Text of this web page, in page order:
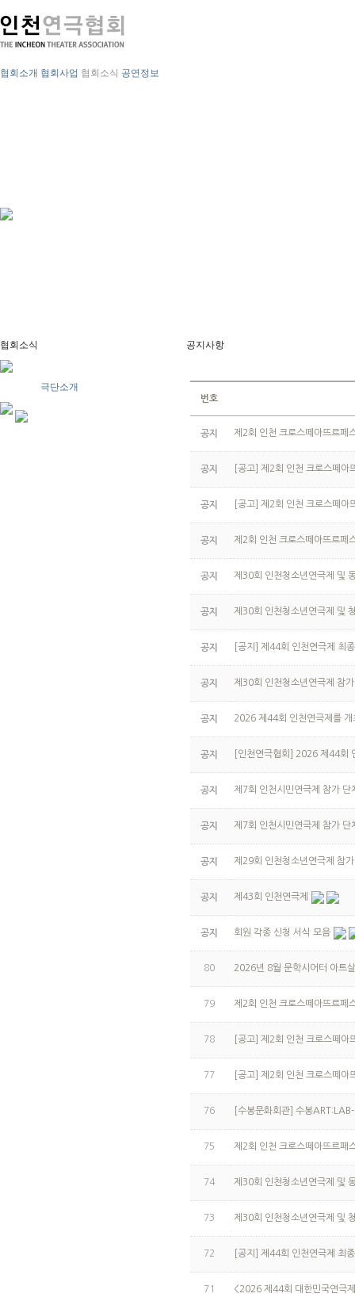
협회소개 협회사업 협회소식 공연정보
협회소식
극단소개
공지사항
번호
공지 제2회 인천 크로스떼아뜨르
공지 [공고] 제2회 인천 크로스떼아
공지 [공고] 제2회 인천 크로스떼
공지 제2회 인천 크로스떼아뜨르
공지 제30회 인천청소년연극제 및
공지 제30회 인천청소년연극제 및
공지 [공지] 제44회 인천연극제 최
공지 제30회 인천청소년연극제 참
공지 2026 제44회 인천연극제를 개
공지 [인천연극협회] 2026 제44회
공지 제7회 인천시민연극제 참가
공지 제7회 인천시민연극제 참가 단
공지 제29회 인천청소년연극제 참
공지 제43회 인천연극제
공지 회원 각종 신청 서식 모음
80 2026년 8월 문학시어터 아트
79 제2회 인천 크로스떼아뜨르
78 [공고] 제2회 인천 크로스떼아
77 [공고] 제2회 인천 크로스떼
76 [수봉문화회관] 수봉
75 제2회 인천 크로스떼아뜨르
74 제30회 인천청소년연극제 및
73 제30회 인천청소년연극제 및
72 [공지] 제44회 인천연극제 최
71 <2026 제44회 대한민국연극